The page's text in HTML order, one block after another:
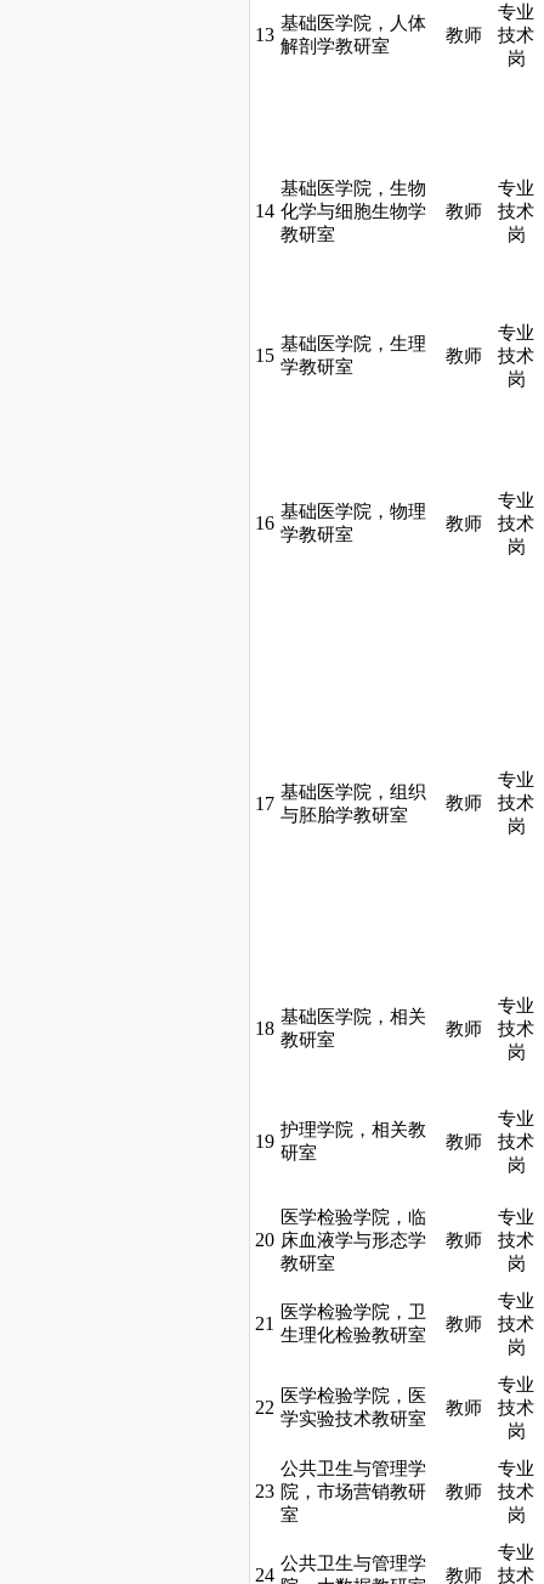
13
基础医学院，人体
解剖学教研室
教师
专业
技术
岗
14
基础医学院，生物
化学与细胞生物学
教研室
教师
专业
技术
岗
15
基础医学院，生理
学教研室
教师
专业
技术
岗
16
基础医学院，物理
学教研室
教师
专业
技术
岗
17
基础医学院，组织
与胚胎学教研室
教师
专业
技术
岗
18
基础医学院，相关
教研室
教师
专业
技术
岗
19
护理学院，相关教
研室
教师
专业
技术
岗
20
医学检验学院，临
床血液学与形态学
教研室
教师
专业
技术
岗
21
医学检验学院，卫
生理化检验教研室
教师
专业
技术
岗
22
医学检验学院，医
学实验技术教研室
教师
专业
技术
岗
23
公共卫生与管理学
院，市场营销教研
室
教师
专业
技术
岗
24
公共卫生与管理学
教师
专业
技术